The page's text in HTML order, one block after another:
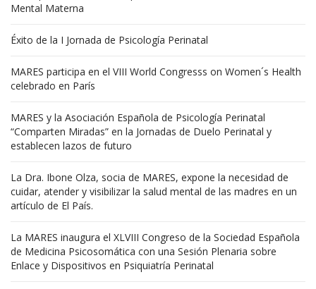
Mental Materna
Éxito de la I Jornada de Psicología Perinatal
MARES participa en el VIII World Congresss on Women´s Health
celebrado en París
MARES y la Asociación Española de Psicología Perinatal
“Comparten Miradas” en la Jornadas de Duelo Perinatal y
establecen lazos de futuro
La Dra. Ibone Olza, socia de MARES, expone la necesidad de
cuidar, atender y visibilizar la salud mental de las madres en un
artículo de El País.
La MARES inaugura el XLVIII Congreso de la Sociedad Española
de Medicina Psicosomática con una Sesión Plenaria sobre
Enlace y Dispositivos en Psiquiatría Perinatal